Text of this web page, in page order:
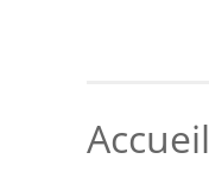
Accueil